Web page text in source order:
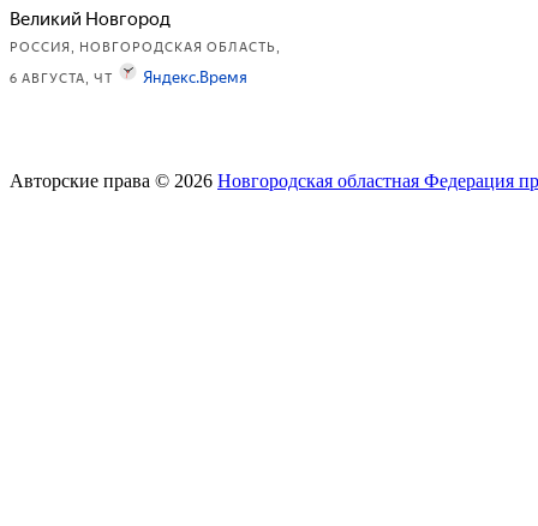
Авторские права © 2026 Новгородская областная Федерация